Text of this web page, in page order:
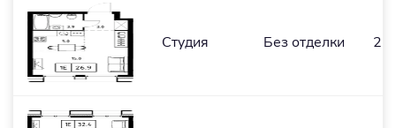
Студия Без отделки